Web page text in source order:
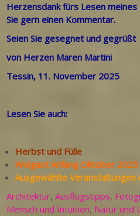
Herzensdank fürs Lesen
Sie gern einen Kommentar.
Seien Sie gesegnet und gegrüßt
von Herzen Maren Martini
Tessin, 11. November 2025
Lesen Sie auch:
Herbst und Fülle
Wolgast Anfang Oktober 2025
Ausgewählte Veranstaltungen
Architektur,Ausflugstipps,
Mensch und Intuition, Natur und